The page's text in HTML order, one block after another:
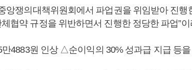
앙쟁의대책위원회에서 파업권을 위임받아 진행
협약 규정을 위반하면서 진행한 정당한 파업”
4883원 인상 △순이익의 30% 성과급 지급 등